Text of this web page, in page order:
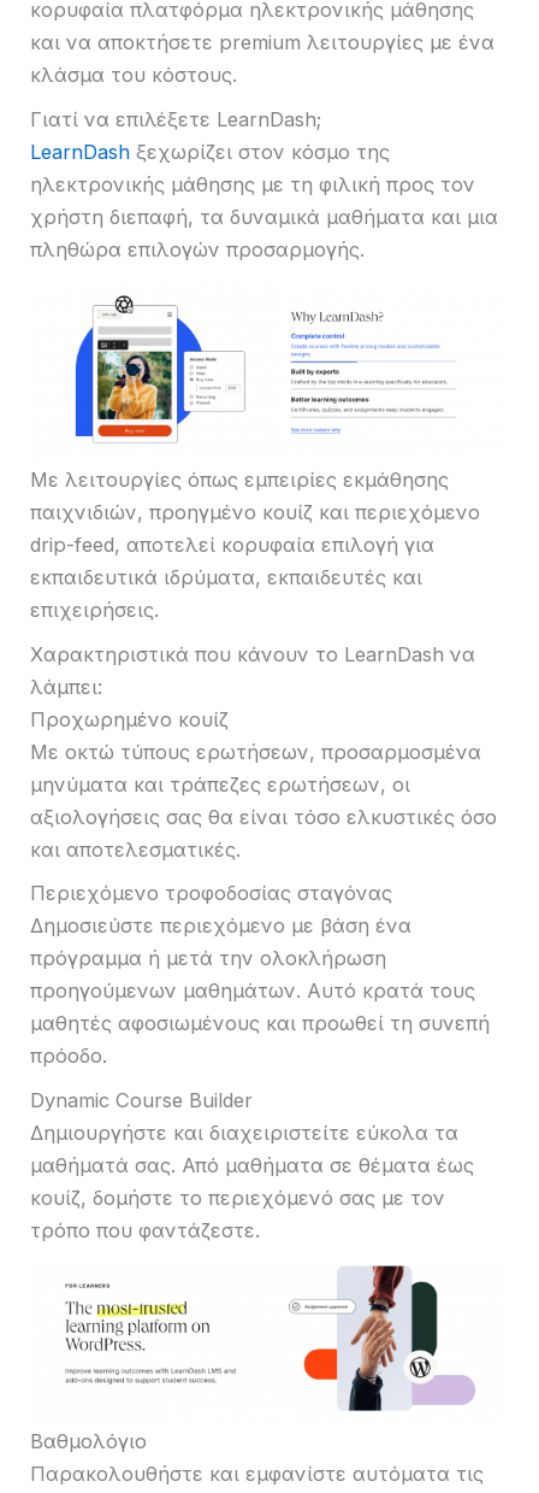
κορυφαία πλατφόρμα ηλεκτρονικής μάθησης
και να αποκτήσετε premium λειτουργίες με ένα
κλάσμα του κόστους.
Γιατί να επιλέξετε LearnDash;
LearnDash ξεχωρίζει στον κόσμο της
ηλεκτρονικής μάθησης με τη φιλική προς τον
χρήστη διεπαφή, τα δυναμικά μαθήματα και μια
πληθώρα επιλογών προσαρμογής.
Με λειτουργίες όπως εμπειρίες εκμάθησης
παιχνιδιών, προηγμένο κουίζ και περιεχόμενο
drip-feed, αποτελεί κορυφαία επιλογή για
εκπαιδευτικά ιδρύματα, εκπαιδευτές και
επιχειρήσεις.
Χαρακτηριστικά που κάνουν το LearnDash να
λάμπει:
Προχωρημένο κουίζ
Με οκτώ τύπους ερωτήσεων, προσαρμοσμένα
μηνύματα και τράπεζες ερωτήσεων, οι
αξιολογήσεις σας θα είναι τόσο ελκυστικές όσο
και αποτελεσματικές.
Περιεχόμενο τροφοδοσίας σταγόνας
Δημοσιεύστε περιεχόμενο με βάση ένα
πρόγραμμα ή μετά την ολοκλήρωση
προηγούμενων μαθημάτων. Αυτό κρατά τους
μαθητές αφοσιωμένους και προωθεί τη συνεπή
πρόοδο.
Dynamic Course Builder
Δημιουργήστε και διαχειριστείτε εύκολα τα
μαθήματά σας. Από μαθήματα σε θέματα έως
κουίζ, δομήστε το περιεχόμενό σας με τον
τρόπο που φαντάζεστε.
Βαθμολόγιο
Παρακολουθήστε και εμφανίστε αυτόματα τις